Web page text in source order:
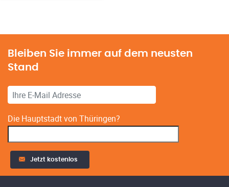
Bleiben Sie immer auf dem neusten
Stand
Die Hauptstadt von Thüringen?
Jetzt kostenlos